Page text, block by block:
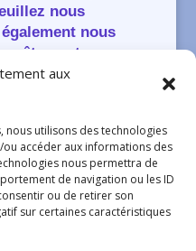
aux
nous utilisons des technologies
accéder aux informations des
nous permettra de
de navigation ou les ID
ou de retirer son
sur certaines caractéristiques
nous
nous
vêtement pour